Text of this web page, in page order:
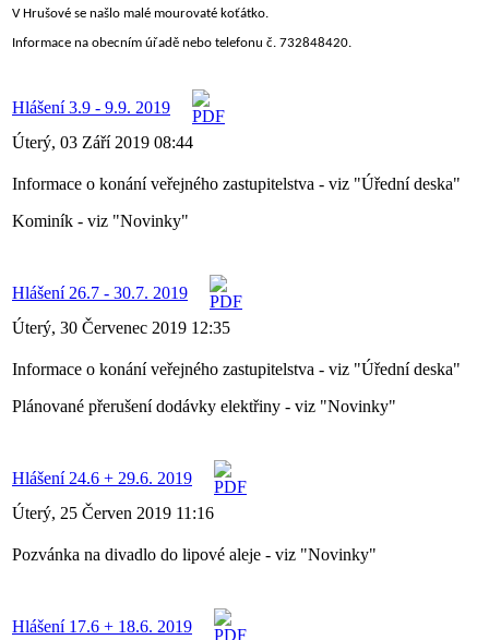
V Hrušové se našlo malé mourovaté koťátko.
Informace na obecním úřadě nebo telefonu č. 732848420.
Hlášení 3.9 - 9.9. 2019
Úterý, 03 Září 2019 08:44
Informace o konání veřejného zastupitelstva - viz "Úřední deska"
Kominík - viz "Novinky"
Hlášení 26.7 - 30.7. 2019
Úterý, 30 Červenec 2019 12:35
Informace o konání veřejného zastupitelstva - viz "Úřední deska"
Plánované přerušení dodávky elektřiny - viz "Novinky"
Hlášení 24.6 + 29.6. 2019
Úterý, 25 Červen 2019 11:16
Pozvánka na divadlo do lipové aleje - viz "Novinky"
Hlášení 17.6 + 18.6. 2019